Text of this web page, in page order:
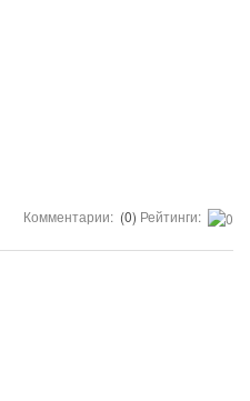
Комментарии: (0) Рейтинги: